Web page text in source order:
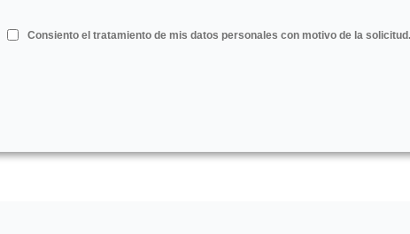
Consiento el tratamiento de mis datos personales con motivo de la solicitud.